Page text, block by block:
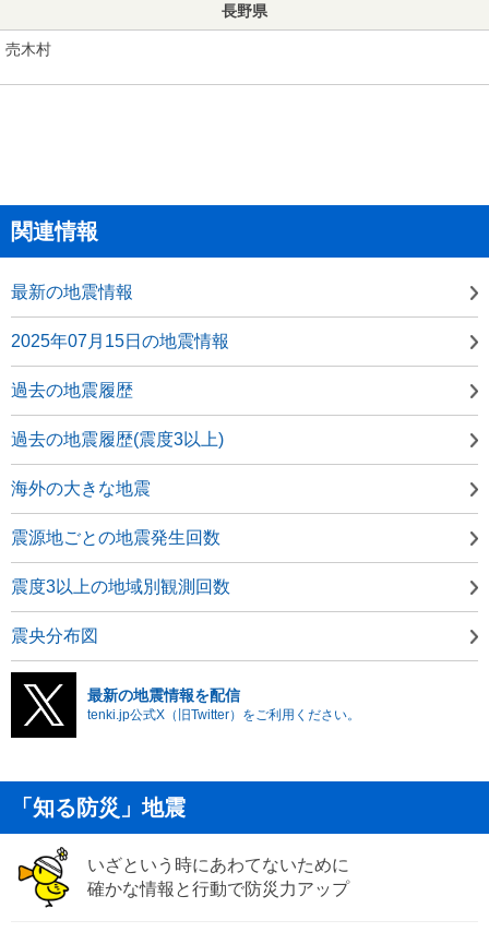
長野県
売木村
関連情報
最新の地震情報
2025年07月15日の地震情報
過去の地震履歴
過去の地震履歴(震度3以上)
海外の大きな地震
震源地ごとの地震発生回数
震度3以上の地域別観測回数
震央分布図
最新の地震情報を配信
tenki.jp公式X（旧Twitter）をご利用ください。
「知る防災」地震
いざという時にあわてないために
確かな情報と行動で防災力アップ